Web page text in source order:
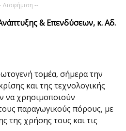
Διαφήμιση --
& Επενδύσεων, κ. Αδ.
τομέα, σήμερα την
και της τεχνολογικής
να χρησιμοποιούν
παραγωγικούς πόρους, με
της χρήσης τους και τις